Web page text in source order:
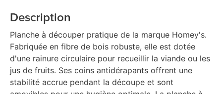
Description
Planche à découper pratique de la marque Homey's.
Fabriquée en fibre de bois robuste, elle est dotée
d'une rainure circulaire pour recueillir la viande ou les
jus de fruits. Ses coins antidérapants offrent une
stabilité accrue pendant la découpe et sont